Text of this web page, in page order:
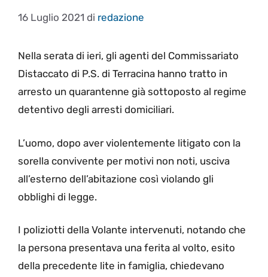
16 Luglio 2021 di redazione
Nella serata di ieri, gli agenti del Commissariato
Distaccato di P.S. di Terracina hanno tratto in
arresto un quarantenne già sottoposto al regime
detentivo degli arresti domiciliari.
L’uomo, dopo aver violentemente litigato con la
sorella convivente per motivi non noti, usciva
all’esterno dell’abitazione così violando gli
obblighi di legge.
I poliziotti della Volante intervenuti, notando che
la persona presentava una ferita al volto, esito
della precedente lite in famiglia, chiedevano